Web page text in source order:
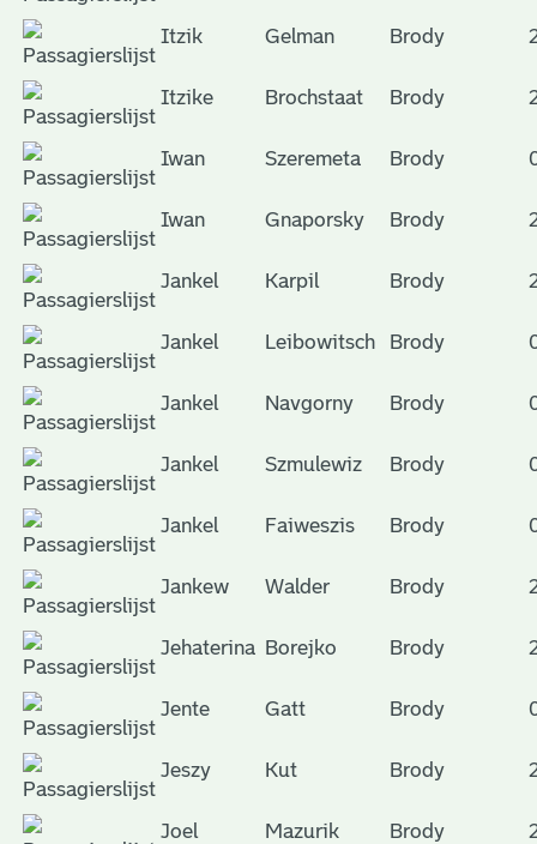
Itzik Gelman Brody
Itzike Brochstaat Brody
Iwan Szeremeta Brody
Iwan Gnaporsky Brody
Jankel Karpil Brody
Jankel Leibowitsch Brody
Jankel Navgorny Brody
Jankel Szmulewiz Brody
Jankel Faiweszis Brody
Jankew Walder Brody
Jehaterina Borejko Brody
Jente Gatt Brody
Jeszy Kut Brody
Joel Mazurik Brody